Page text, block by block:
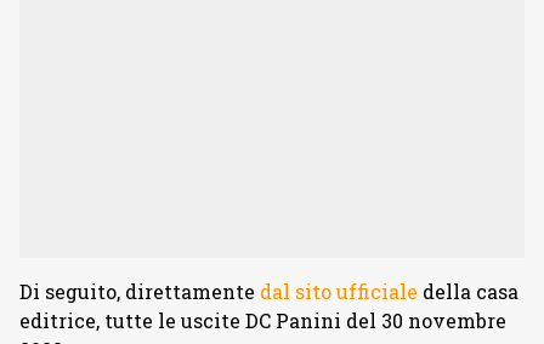
Di seguito, direttamente dal sito ufficiale della casa
editrice, tutte le uscite DC Panini del 30 novembre